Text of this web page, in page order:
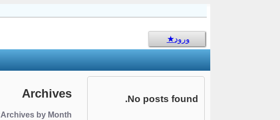
ورود
Archives
Archives by Month:
No posts found.